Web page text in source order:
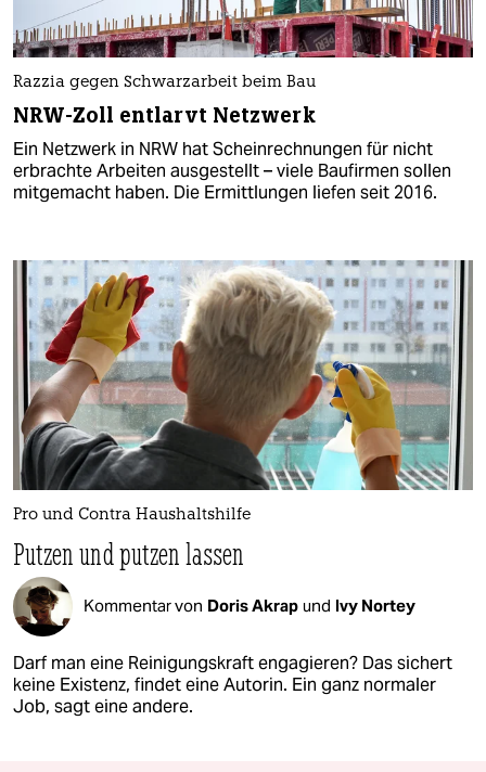
Razzia gegen Schwarzarbeit beim Bau
NRW-Zoll entlarvt Netzwerk
Ein Netzwerk in NRW hat Scheinrechnungen für nicht
erbrachte Arbeiten ausgestellt – viele Baufirmen sollen
mitgemacht haben. Die Ermittlungen liefen seit 2016.
Pro und Contra Haushaltshilfe
Putzen und putzen lassen
Kommentar von Doris Akrap und Ivy Nortey
Darf man eine Reinigungskraft engagieren? Das sichert
keine Existenz, findet eine Autorin. Ein ganz normaler
Job, sagt eine andere.